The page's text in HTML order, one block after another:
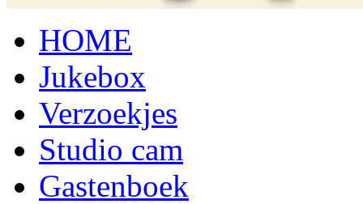
HOME
Jukebox
Verzoekjes
Studio cam
Gastenboek